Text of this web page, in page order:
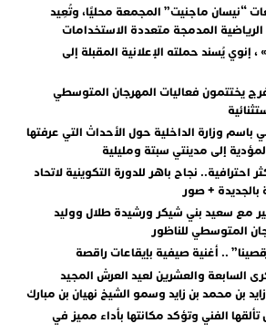
“نيسان ماجنيت” المجمعة محليًا، وتُعِيد
المدمجة متعددة الاستخدامات
مع « The Next Ad » ، إنوي يُسند حملته الإعلانية المقبلة إلى
ألف متفرج يختتمون فعاليات المهرجان المتوسطي
باسم وزارة الداخلية حول الأحداث التي عرفتها
إلى مدينتي سبتة ومليلية
احترافية.. نجاح باهر للدورة التكوينية لاتحاد
بالجديدة + صور
مع سعيد بني شيكر ورشيدة طلال ووليد
المتوسطي للناظور
.. أغنية صيفية بإيقاعات راقصة
السابعة والعشرين لعيد العرش المجيد
بن محمد بن زايد وسمو الشيخ نهيان بن مبارك
الفني وتؤكد مكانتها بأداء مميز في